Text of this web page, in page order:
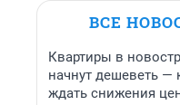
ВСЕ
Квартиры в
начнут дешеветь —
ждать снижения